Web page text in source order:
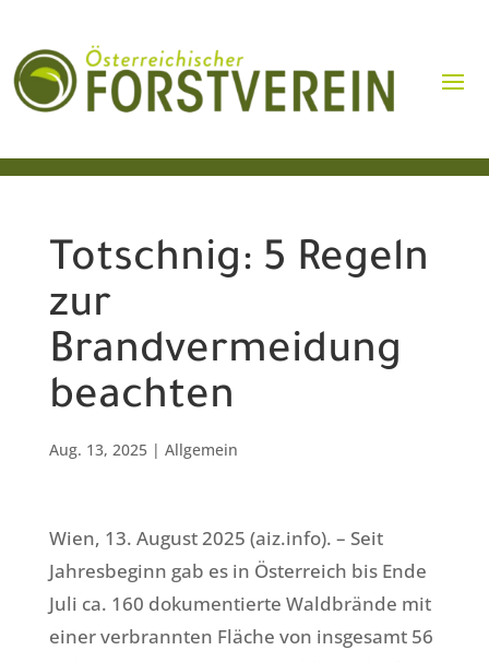
Totschnig: 5 Regeln
zur
Brandvermeidung
beachten
Aug. 13, 2025| Allgemein
Wien, 13. August 2025 (aiz.info). – Seit
Jahresbeginn gab es in Österreich bis Ende
Juli ca. 160 dokumentierte Waldbrände mit
einer verbrannten Fläche von insgesamt 56